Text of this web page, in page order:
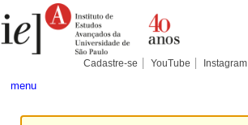
para
conteúdo.
Pessoais
Cadastre-se YouTube Instagram
menu